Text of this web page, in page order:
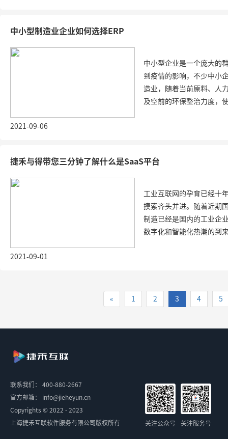
中小型制造业企业如何选择ERP
中小型企业是一个庞大的
到疫情的影响，不少中小
造业，随着当前原料、人
及空前的环保整治力度，
2021-09-06
捷禾与得带您三分钟了解什么是SaaS平台
工业互联网的孕育已经十
摸索齐头并进。随着近期
制造已经是国内的工业企
数字化和智能化热潮的到
2021-09-01
« 1 2 3 4 5
联系我们： 400-880-2667
官方邮箱： info@jieheyun.cn
Copyrights © 2022 - 2023
上海捷禾互联软件服务有限公司版权所有 关注公众号 关注服务号